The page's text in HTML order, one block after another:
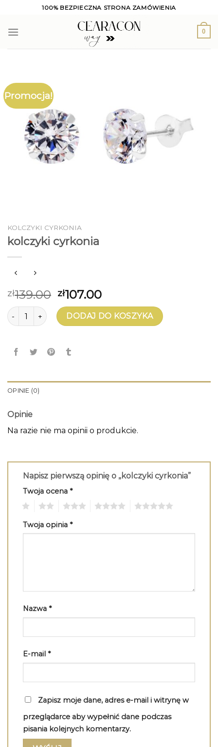
content
100% BEZPIECZNA STRONA ZAMÓWIENIA
0
Promocja!
KOLCZYKI CYRKONIA
kolczyki cyrkonia
zł139.00 zł107.00
ilość kolczyki cyrkoniaDODAJ DO KOSZYKA
OPINIE (0)
Opinie
Na razie nie ma opinii o produkcie.
Napisz pierwszą opinię o „kolczyki cyrkonia”
Twoja ocena *
Twoja opinia *
Nazwa *
E-mail *
Zapisz moje dane, adres e-mail i witrynę w
przeglądarce aby wypełnić dane podczas
pisania kolejnych komentarzy.